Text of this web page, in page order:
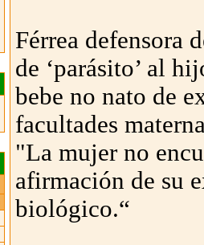
Férrea defensora
de ‘parásito’ al
bebe no nato de
facultades
"La mujer no
afirmación de su
biológico.“